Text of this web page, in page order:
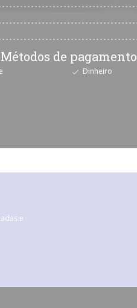
Métodos de pagamento
Dinheiro
e